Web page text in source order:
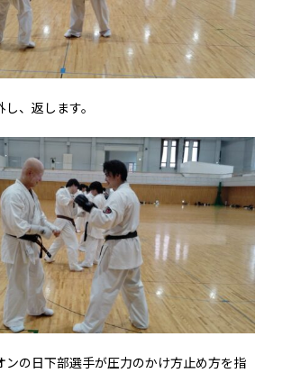
、返します。
ンの日下部選手が圧力のかけ方止め方を指